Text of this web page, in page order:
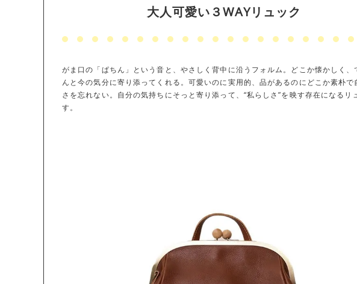
大人可愛い３WAYリュック
がま口の「ぱちん」という音と、やさしく背中に沿うフォルム。どこか懐かしく、
んと今の気分に寄り添ってくれる。可愛いのに実用的、品があるのにどこか素朴で
さを忘れない。自分の気持ちにそっと寄り添って、“私らしさ”を映す存在になるリ
す。